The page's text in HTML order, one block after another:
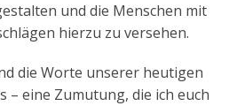
und die Menschen mit
hierzu zu versehen.
die Worte unserer heutigen
– eine Zumutung, die ich euch